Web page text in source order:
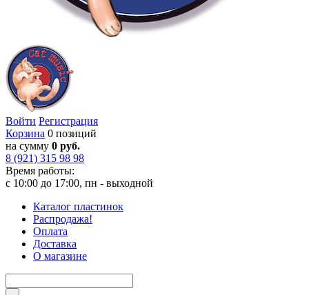
Войти Регистрация
Корзина 0 позиций
на сумму 0 руб.
8 (921) 315 98 98
Время работы:
с 10:00 до 17:00, пн - выходной
Каталог пластинок
Распродажа!
Оплата
Доставка
О магазине